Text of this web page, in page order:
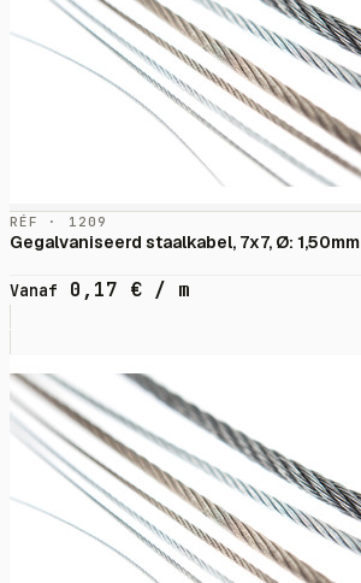
RÉF · 1209
Gegalvaniseerd staalkabel, 7x7, Ø: 1,50mm
Vanaf 0,17 € / m